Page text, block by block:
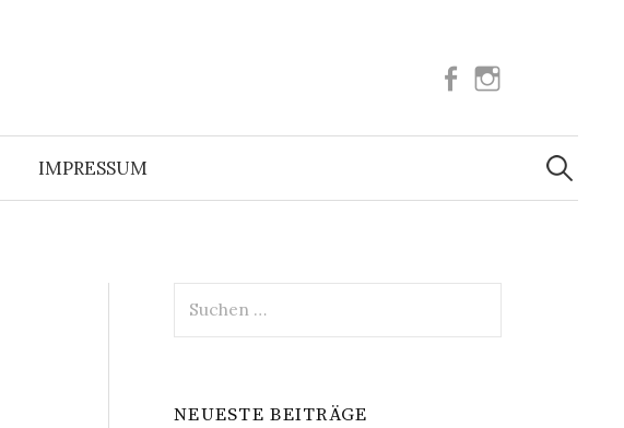
Facebook
IMPRESSUM
Suchen
nach:
nach:
NEUESTE BEITRÄGE